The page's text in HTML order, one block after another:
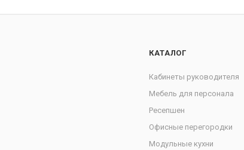
КАТАЛОГ
Кабинеты руководителя
Мебель для персонала
Ресепшен
Офисные перегородки
Модульные кухни